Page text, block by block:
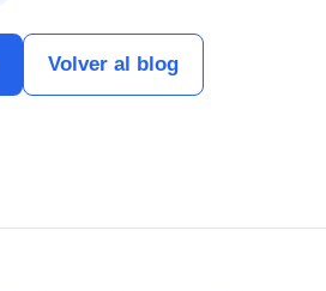
Volver al blog